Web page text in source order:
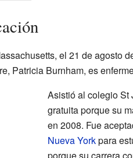
el 21 de agosto
Patricia Burnham, es
Asistió al colegio St
gratuita porque su
en 2008. Fue
Nueva Yorkpara